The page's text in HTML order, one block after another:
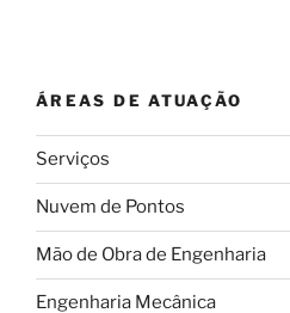
ÁREAS DE ATUAÇÃO
Serviços
Nuvem de Pontos
Mão de Obra de Engenharia
Engenharia Mecânica